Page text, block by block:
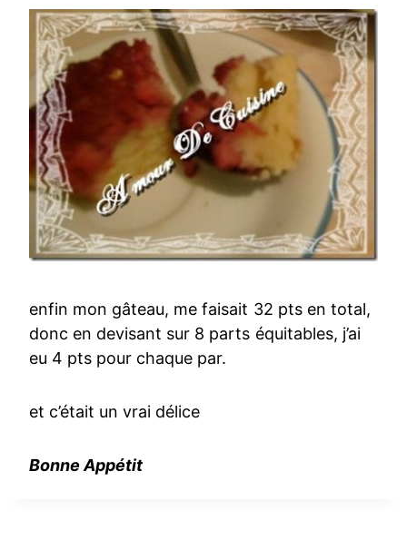
enfin mon gâteau, me faisait 32 pts en total,
donc en devisant sur 8 parts équitables, j’ai
eu 4 pts pour chaque par.
et c’était un vrai délice
Bonne Appétit